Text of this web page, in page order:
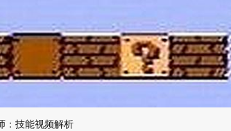
：技能视频解析